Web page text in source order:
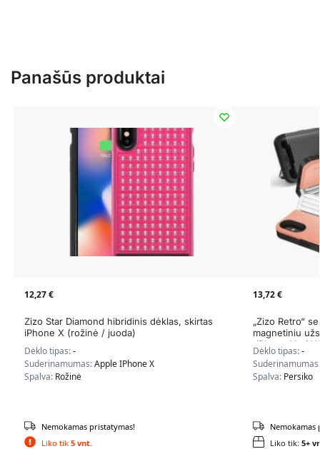
Panašūs produktai
12,27€
Zizo Star Diamond hibridinis dėklas, skirtas
iPhone X (rožinė / juoda)
Dėklo tipas:-
Suderinamumas:Apple IPhone X
Spalva: Rožinė
Liko tik 5 vnt.
Nemokamas pristatymas!
13,72€
„Zizo Retro“
magnetiniu
„iPhone Xs /
Dėklo tipas:-
Spalva: Persiko
Liko tik: 5+
Nemokamas